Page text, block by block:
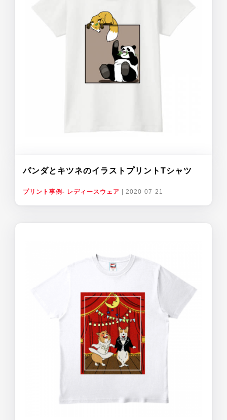
パンダとキツネのイラストプリントTシャツ
プリント事例- レディースウェア 2020-07-21